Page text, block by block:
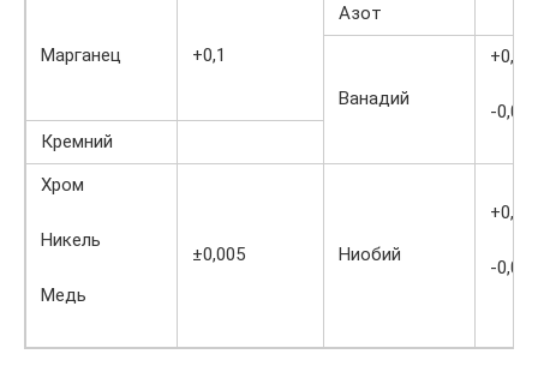
Марганец +0,1
Азот
Ванадий
+0,02
-0,01
Кремний
Хром
Никель
Медь
±0,005 Ниобий
-0,005